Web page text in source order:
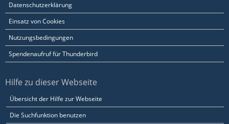
Datenschutzerklärung
Einsatz von Cookies
Nutzungsbedingungen
Spendenaufruf für Thunderbird
Hilfe zu dieser Webseite
Übersicht der Hilfe zur Webseite
Die Suchfunktion benutzen